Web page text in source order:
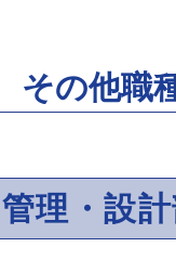
その他職
管理・設